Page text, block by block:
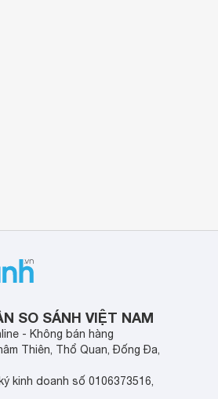
SO SÁNH VIỆT NAM
- Không bán hàng
Thiên, Thổ Quan, Đống Đa,
kinh doanh số 0106373516,